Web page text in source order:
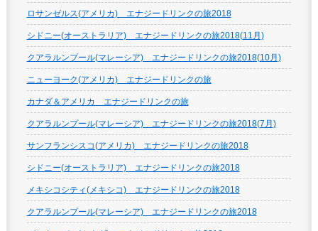
ロサンゼルス(アメリカ) エナジードリンクの旅2018
シドニー(オーストラリア) エナジードリンクの旅2018(11月)
クアラルンプール(マレーシア) エナジードリンクの旅2018(10月)
ニューヨーク(アメリカ) エナジードリンクの旅
カナダ＆アメリカ エナジードリンクの旅
クアラルンプール(マレーシア) エナジードリンクの旅2018(7月)
サンフランシスコ(アメリカ) エナジードリンクの旅2018
シドニー(オーストラリア) エナジードリンクの旅2018
メキシコシティ(メキシコ) エナジードリンクの旅2018
クアラルンプール(マレーシア) エナジードリンクの旅2018